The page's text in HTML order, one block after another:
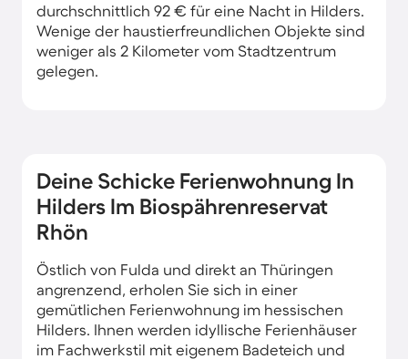
durchschnittlich 92 € für eine Nacht in Hilders.
Wenige der haustierfreundlichen Objekte sind
weniger als 2 Kilometer vom Stadtzentrum
gelegen.
Deine Schicke Ferienwohnung In
Hilders Im Biospährenreservat
Rhön
Östlich von Fulda und direkt an Thüringen
angrenzend, erholen Sie sich in einer
gemütlichen Ferienwohnung im hessischen
Hilders. Ihnen werden idyllische Ferienhäuser
im Fachwerkstil mit eigenem Badeteich und